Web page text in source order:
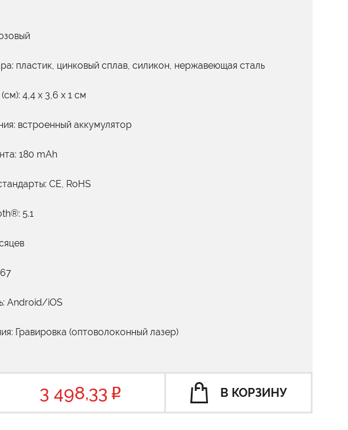
пластик, цинковый сплав, силикон, нержавеющая сталь
4,4 x 3,6 x 1 см
встроенный аккумулятор
180 mAh
CE, RoHS
5.1
Android/iOS
Гравировка (оптоволоконный лазер)
3 498,33 В КОРЗИНУ